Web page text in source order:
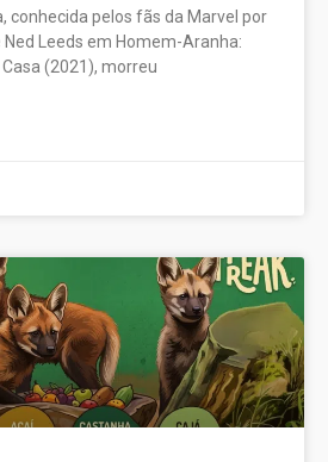
conhecida pelos fãs da Marvel por
Leeds em Homem-Aranha:
(2021), morreu